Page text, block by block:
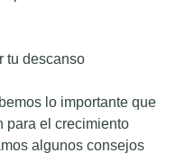
tu descanso
lo importante que
para el crecimiento
algunos consejos